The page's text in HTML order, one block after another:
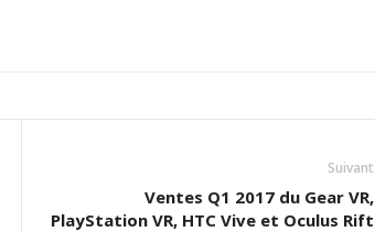
Suivant
Ventes Q1 2017 du Gear VR,
PlayStation VR, HTC Vive et Oculus Rift